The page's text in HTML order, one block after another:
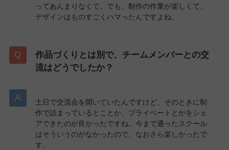
ってあんまりなくて。でも、制作の作業が楽しくて、
デザインはものすごくハマったんですよね。
作品づくりとは別で、チームメンバーとの交
流はどうでしたか？
土日で交流会を開いていたんですけど、そのときに制
作で詰まっているとことか、プライベートとかをシェ
アできたのが良かったですね。今まで通ったスクール
はそういうのがなかったので、なおさら楽しかったで
す。